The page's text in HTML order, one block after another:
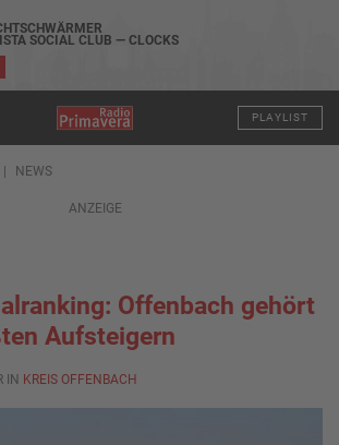
SOCIAL CLUB — CLOCKS
PLAYLIST
NEWS
ANZEIGE
Offenbach gehört
Aufsteigern
IN KREIS OFFENBACH